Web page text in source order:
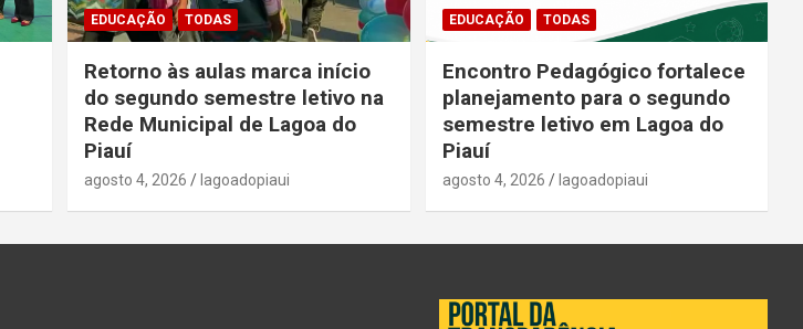
EDUCAÇÃO TODAS
Retorno às aulas marca início
do segundo semestre letivo na
Rede Municipal de Lagoa do
Piauí
agosto 4, 2026 lagoadopiaui
EDUCAÇÃO TODAS
Encontro Pedagógico fortalece
planejamento para o segundo
semestre letivo em Lagoa do
Piauí
agosto 4, 2026 lagoadopiaui